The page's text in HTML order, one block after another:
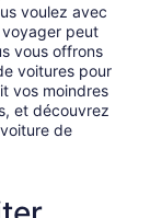
voulez avec
peut
vous offrons
voitures pour
vos moindres
et découvrez
de